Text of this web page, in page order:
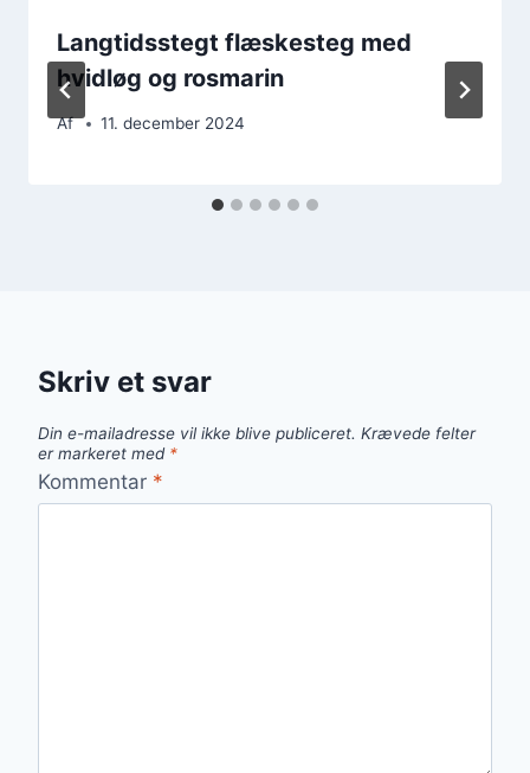
Langtidsstegt flæskesteg med
hvidløg og rosmarin
Af 11. december 2024
Skriv et svar
Din e-mailadresse vil ikke blive publiceret. Krævede felter
er markeret med *
Kommentar *